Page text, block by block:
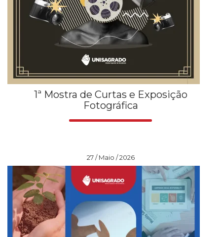
1ª Mostra de Curtas e Exposição
Fotográfica
27 / Maio / 2026